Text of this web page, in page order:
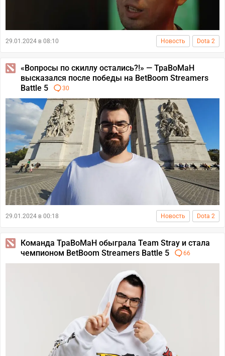
29.01.2024 в 08:10 Новость Dota 2
«Вопросы по скиллу остались?!» — TpaBoMaH
высказался после победы на BetBoom Streamers
Battle 5
30
29.01.2024 в 00:18 Новость Dota 2
Команда TpaBoMaH обыграла Team Stray и стала
чемпионом BetBoom Streamers Battle 5
66